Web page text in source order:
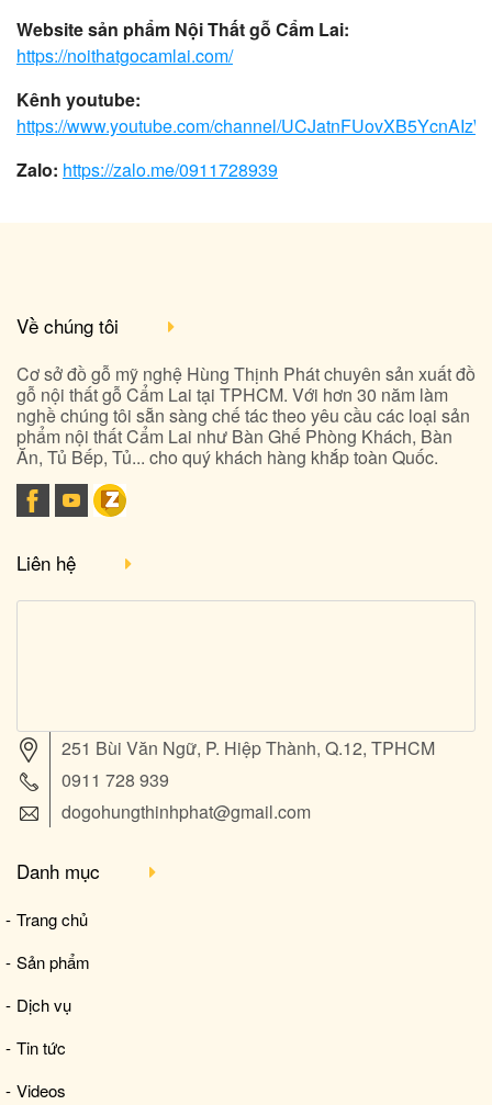
Website sản phẩm Nội Thất gỗ Cẩm Lai:
https://noithatgocamlai.com/
Kênh youtube:
https://www.youtube.com/channel/
Zalo: https://zalo.me/0911728939
Về chúng tôi
Cơ sở đồ gỗ mỹ nghệ Hùng Thịnh Phát chuyên sản xuất đồ
gỗ nội thất gỗ Cẩm Lai tại TPHCM. Với hơn 30 năm làm
nghề chúng tôi sẵn sàng chế tác theo yêu cầu các loại sản
phẩm nội thất Cẩm Lai như Bàn Ghế Phòng Khách, Bàn
Ăn, Tủ Bếp, Tủ... cho quý khách hàng khắp toàn Quốc.
Liên hệ
251 Bùi Văn Ngữ, P. Hiệp Thành, Q.12, TPHCM
0911 728 939
dogohungthinhphat@gmail.com
Danh mục
Trang chủ
Sản phẩm
Dịch vụ
Tin tức
Videos